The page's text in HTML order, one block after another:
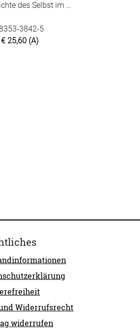
des Selbst im …
3842-5
25,60 (A)
Widerrufsrecht
widerrufen